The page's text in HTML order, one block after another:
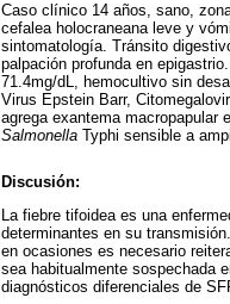
Caso clínico 14 años, sano,
cefalea holocraneana leve y
sintomatología. Tránsito
palpación profunda en
71.4mg/dL, hemocultivo sin
Virus Epstein Barr,
agrega exantema macropapular
Salmonella Typhi sensible a
Discusión:
La fiebre tifoidea es una
determinantes en su
en ocasiones es necesario
sea habitualmente sospechada
diagnósticos diferenciales de